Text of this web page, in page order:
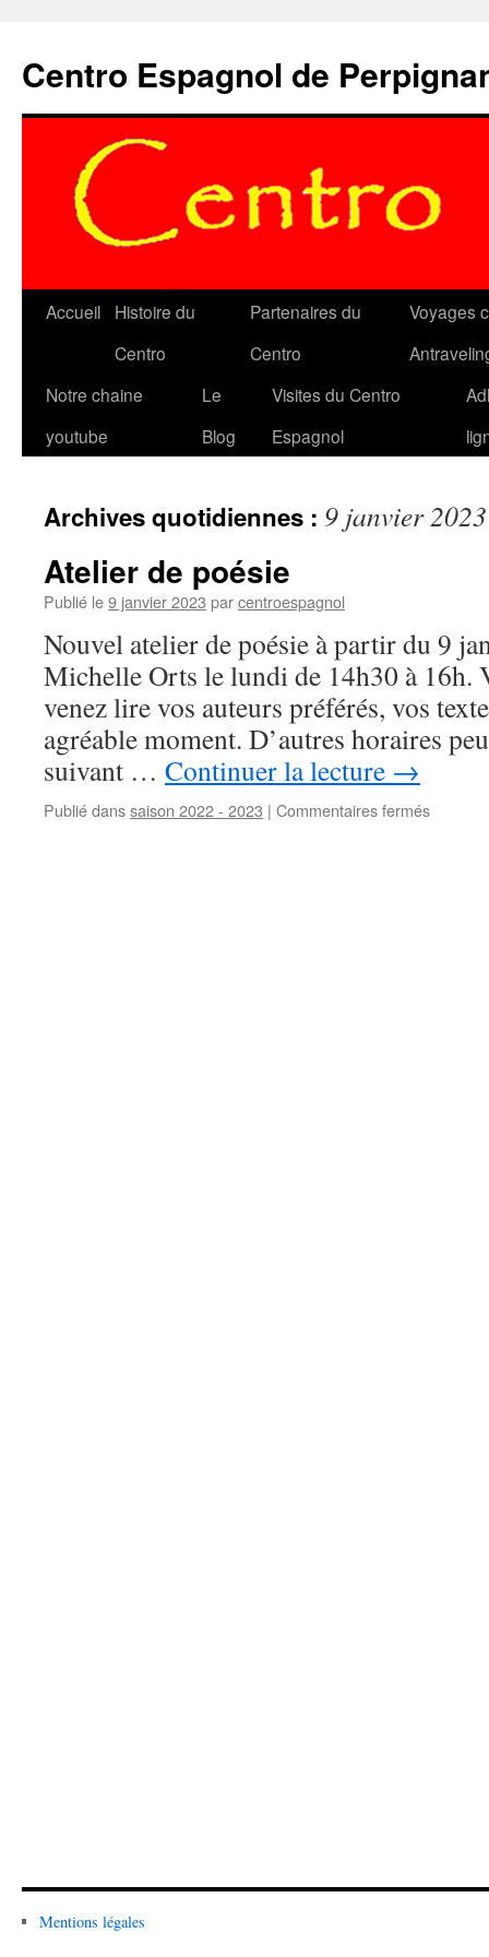
contenu
Centro Espagnol de
Accueil
Histoire du
Centro
Partenaires du
Centro
Voyages
Notre chaine
youtube
Le
Blog
Visites du Centro
Espagnol
Archives quotidiennes : 9 janvier 2023
Atelier de poésie
Publié le9 janvier 2023 parcentroespagnol
Nouvel atelier de poésie à partir du 9
Michelle Orts le lundi de 14h30 à 16h.
venez lire vos auteurs préférés, vos
agréable moment. D’autres horaires
suivant … Continuer la lecture →
Publié danssaison 2022 - 2023 | Commentaires fermés
Mentions légales